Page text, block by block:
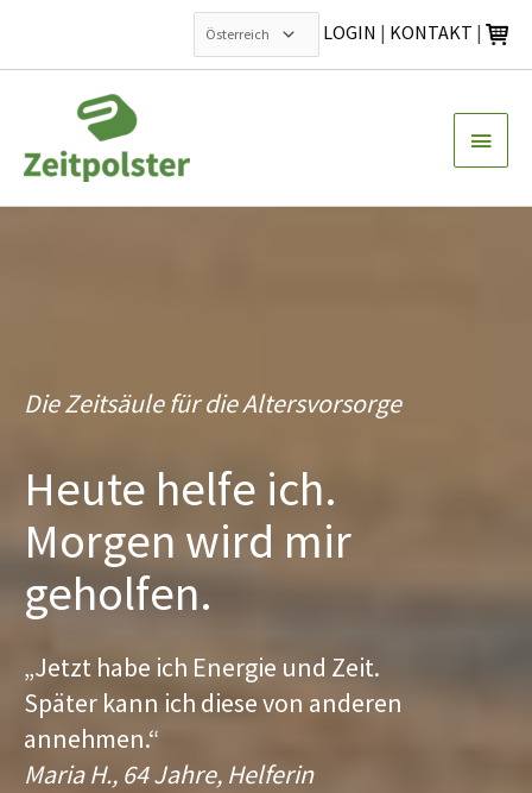
LOGIN | KONTAKT |
springen
Die Zeitsäule für die Altersvorsorge
Heute helfe ich.
Morgen wird mir
geholfen.
„Jetzt habe ich Energie und Zeit.
Später kann ich diese von anderen
annehmen.“
Maria H., 64 Jahre, Helferin